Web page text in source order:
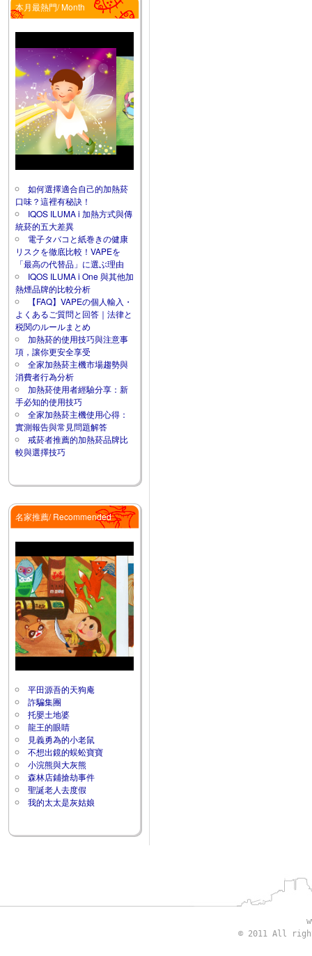
本月最熱門/ Month
如何選擇適合自己的加熱菸
口味？這裡有秘訣！
IQOS ILUMA i 加熱方式與傳
統菸的五大差異
電子タバコと紙巻きの健康
リスクを徹底比較！VAPEを
「最高の代替品」に選ぶ理由
IQOS ILUMA i One 與其他加
熱煙品牌的比較分析
【FAQ】VAPEの個人輸入・
よくあるご質問と回答｜法律と
税関のルールまとめ
加熱菸的使用技巧與注意事
項，讓你更安全享受
全家加熱菸主機市場趨勢與
消費者行為分析
加熱菸使用者經驗分享：新
手必知的使用技巧
全家加熱菸主機使用心得：
實測報告與常見問題解答
戒菸者推薦的加熱菸品牌比
較與選擇技巧
名家推薦/ Recommended
平田源吾的天狗庵
詐騙集團
托嬰土地婆
龍王的眼睛
見義勇為的小老鼠
不想出鏡的蜈蚣寶寶
小浣熊與大灰熊
森林店鋪搶劫事件
聖誕老人去度假
我的太太是灰姑娘
© 2011 All